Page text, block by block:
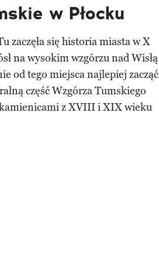
w Płocku
zaczęła się historia miasta w X
na wysokim wzgórzu nad Wisłą
od tego miejsca najlepiej zacząć
część Wzgórza Tumskiego
z XVIII i XIX wieku